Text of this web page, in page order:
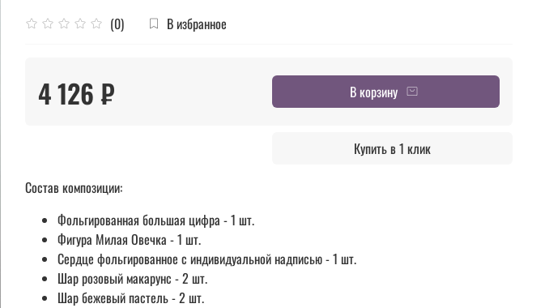
(0) В избранное
4 126 ₽ В корзину
Купить в 1 клик
Состав композиции:
Фольгированная большая цифра - 1 шт.
Фигура Милая Овечка - 1 шт.
Сердце фольгированное с индивидуальной надписью - 1 шт.
Шар розовый макарунс - 2 шт.
Шар бежевый пастель - 2 шт.